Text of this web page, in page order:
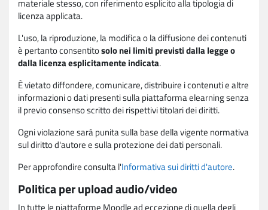
materiale stesso, con riferimento esplicito alla tipologia di
licenza applicata.
L'uso, la riproduzione, la modifica o la diffusione dei contenuti
è pertanto consentitosolo nei limiti previsti dalla legge o
dalla licenza esplicitamente indicata.
È vietato diffondere, comunicare, distribuire i contenuti e altre
informazioni o dati presenti sulla piattaforma elearning senza
il previo consenso scritto dei rispettivi titolari dei diritti.
Ogni violazione sarà punita sulla base della vigente normativa
sul diritto d'autore e sulla protezione dei dati personali.
Per approfondire consulta l'Informativa sui diritti d'autore.
Politica per upload audio/video
In tutte le piattaforme Moodle ad eccezione di quella degli